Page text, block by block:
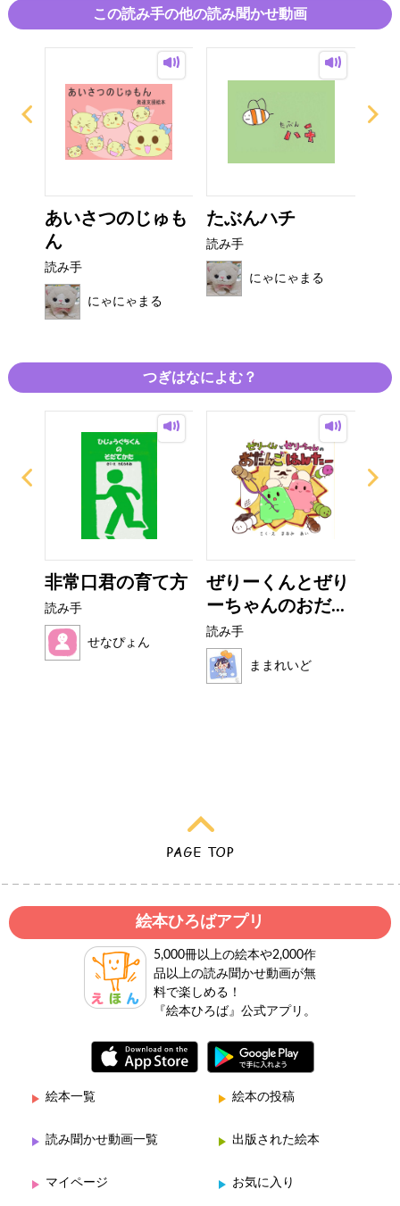
この読み手の他の読み聞かせ動画
あいさつのじゅも
ん
読み手
にゃにゃまる
たぶんハチ
読み手
にゃにゃまる
つぎはなによむ？
非常口君の育て方
読み手
せなぴょん
ぜりーくんとぜり
ーちゃんのおだ...
読み手
ままれいど
絵本ひろばアプリ
5,000冊以上の絵本や2,000作
品以上の読み聞かせ動画が無
料で楽しめる！
『絵本ひろば』公式アプリ。
絵本一覧 絵本の投稿
読み聞かせ動画一覧 出版された絵本
マイページ お気に入り